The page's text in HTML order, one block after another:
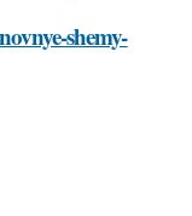
shemy-